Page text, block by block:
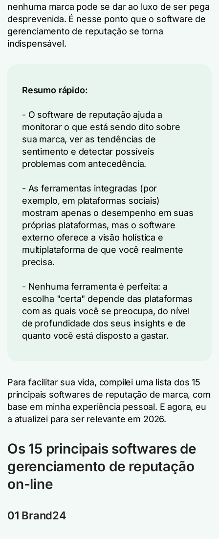
nenhuma marca pode se dar ao luxo de ser pega
desprevenida. É nesse ponto que o software de
gerenciamento de reputação se torna
indispensável.
Resumo rápido:
- O software de reputação ajuda a
monitorar o que está sendo dito sobre
sua marca, ver as tendências de
sentimento e detectar possíveis
problemas com antecedência.
- As ferramentas integradas (por
exemplo, em plataformas sociais)
mostram apenas o desempenho em suas
próprias plataformas, mas o software
externo oferece a visão holística e
multiplataforma de que você realmente
precisa.
- Nenhuma ferramenta é perfeita: a
escolha "certa" depende das plataformas
com as quais você se preocupa, do nível
de profundidade dos seus insights e de
quanto você está disposto a gastar.
Para facilitar sua vida, compilei uma lista dos 15
principais softwares de reputação de marca, com
base em minha experiência pessoal. E agora, eu
a atualizei para ser relevante em 2026.
Os 15 principais softwares de
gerenciamento de reputação
on-line
01 Brand24